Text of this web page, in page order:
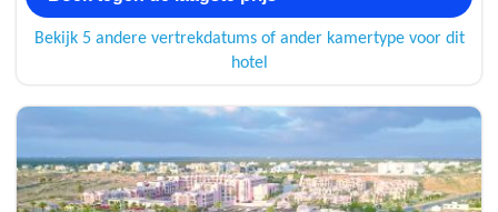
Bekijk 5 andere vertrekdatums of ander kamertype voor dit
hotel